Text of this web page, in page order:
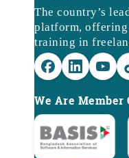
The country’s
platform,
training in
We Are Member